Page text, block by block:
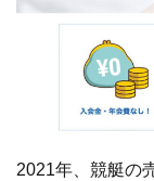
2021年、競艇の